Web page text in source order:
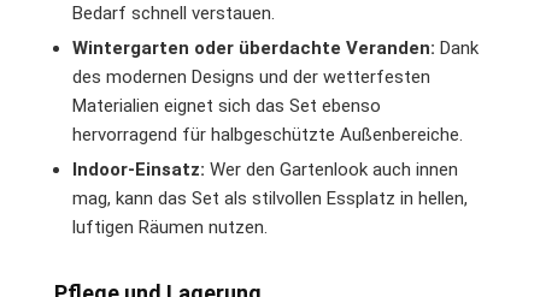
Bedarf schnell verstauen.
Wintergarten oder überdachte Veranden: Dank
des modernen Designs und der wetterfesten
Materialien eignet sich das Set ebenso
hervorragend für halbgeschützte Außenbereiche.
Indoor-Einsatz: Wer den Gartenlook auch innen
mag, kann das Set als stilvollen Essplatz in hellen,
luftigen Räumen nutzen.